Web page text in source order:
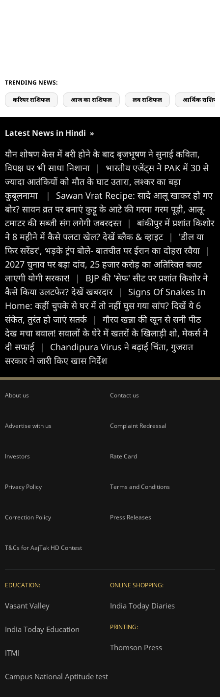
TRENDING NEWS:
करियर राशिफल आज का राशिफल लव राशिफल आर्थिक
Latest News in Hindi »
यौन शोषण केस में बरी होने के बाद बृजभूषण ने सुनाई कविता,
विपक्ष पर भी साधा निशाना
|
भारतीय एजेंट्स ने PAK में 30 से
ज्यादा आतंकियों को मौत के घाट उतारा, लश्कर का बड़ा
कुबूलनामा
|
Sawan Vrat Recipe: सादे आलू खाकर हो गए
बोर? सावन व्रत पर बनाएं कुट्टू के आटे की गरमा गरम पूड़ी, आलू-
टमाटर की सब्जी संग लगेगी जबरदस्त |
बांकीपुर में प्रशांत किशोर
ने 8 महीने में कैसे पलटा खेल? देखें ब्लैक & व्हाइट |
'डील या
फिर सरेंडर', भड़के ट्रंप बोले- बातचीत पर ईरान का दोहरा रवैया
|
2027 चुनाव पर बड़ा दांव, 25 हजार करोड़ का अतिरिक्त बजट
लाएगी योगी सरकार!
|
BJP की 'सेफ' सीट पर प्रशांत किशोर ने
कैसे किया उलटफेर? देखें खबरदार |
Signs Of Snakes In
Home: कहीं चुपके से घर में तो नहीं घुस गया सांप? दिखें ये 6
संकेत, तुरंत हो जाएं सतर्क
|
गौरव खन्ना की खून से सनी पीठ
देख मचा बवाल! सवालों के घेरे में खतरों के खिलाड़ी शो, मेकर्स ने
दी सफाई
|
Chandipura Virus ने बढ़ाई चिंता, गुजरात
सरकार ने जारी किए खास निर्देश
About us Contact us
Advertise with us Complaint Redressal
Investors Rate Card
Privacy Policy Terms and Conditions
Correction Policy Press Releases
T&Cs for AajTak HD Contest
EDUCATION:
Vasant Valley
India Today Education
ITMI
Campus National Aptitude test
ONLINE SHOPPING:
India Today Diaries
PRINTING:
Thomson Press